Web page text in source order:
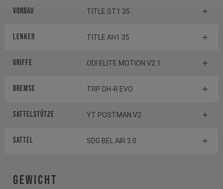
Vorbau TITLE ST1 35
Lenker TITLE AH1 35
Griffe ODI ELITE MOTION V2.1
Bremse TRP DH-R EVO
Sattelstütze YT POSTMAN V2
Sattel SDG BEL AIR 3.0
Gewicht